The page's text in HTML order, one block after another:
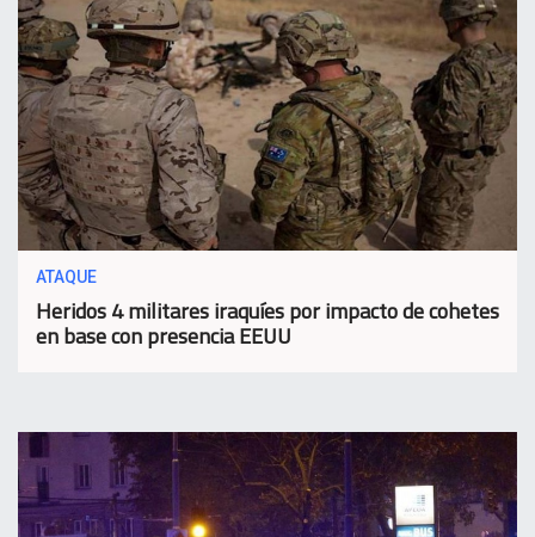
ATAQUE
Heridos 4 militares iraquíes por impacto de cohetes
en base con presencia EEUU